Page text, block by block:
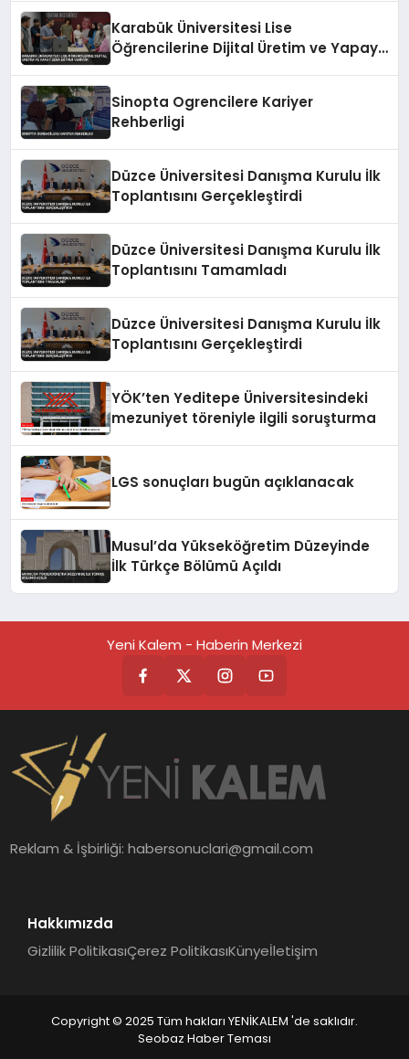
Karabük Üniversitesi Lise
Öğrencilerine Dijital Üretim ve Yapay
Sinopta Ogrencilere Kariyer
Rehberligi
Düzce Üniversitesi Danışma Kurulu İlk
Toplantısını Gerçekleştirdi
Düzce Üniversitesi Danışma Kurulu İlk
Toplantısını Tamamladı
Düzce Üniversitesi Danışma Kurulu İlk
Toplantısını Gerçekleştirdi
YÖK’ten Yeditepe Üniversitesindeki
mezuniyet töreniyle ilgili soruşturma
LGS sonuçları bugün açıklanacak
Musul’da Yükseköğretim Düzeyinde
İlk Türkçe Bölümü Açıldı
Yeni Kalem - Haberin Merkezi
Reklam & İşbirliği:habersonuclari@gmail.com
Hakkımızda
Gizlilik PolitikasıÇerez PolitikasıKünyeİletişim
Copyright © 2025 Tüm hakları YENİKALEM 'de saklıdır.
Seobaz Haber Teması